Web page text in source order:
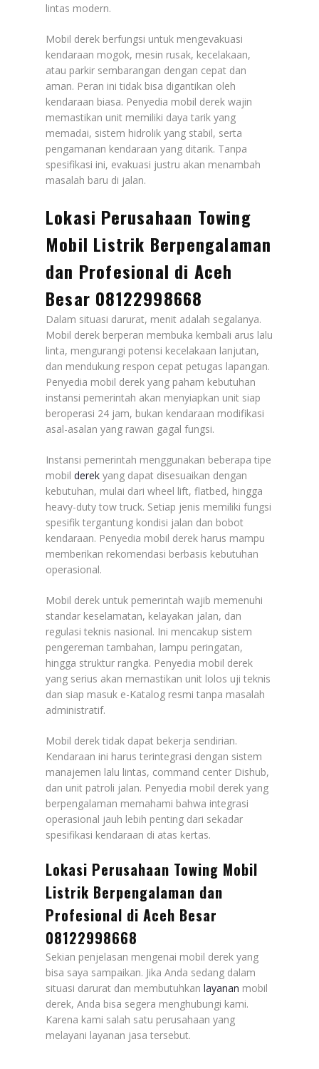
lintas modern.
Mobil derek berfungsi untuk mengevakuasi
kendaraan mogok, mesin rusak, kecelakaan,
atau parkir sembarangan dengan cepat dan
aman. Peran ini tidak bisa digantikan oleh
kendaraan biasa. Penyedia mobil derek wajin
memastikan unit memiliki daya tarik yang
memadai, sistem hidrolik yang stabil, serta
pengamanan kendaraan yang ditarik. Tanpa
spesifikasi ini, evakuasi justru akan menambah
masalah baru di jalan.
Lokasi Perusahaan Towing
Mobil Listrik Berpengalaman
dan Profesional di Aceh
Besar 08122998668
Dalam situasi darurat, menit adalah segalanya.
Mobil derek berperan membuka kembali arus lalu
linta, mengurangi potensi kecelakaan lanjutan,
dan mendukung respon cepat petugas lapangan.
Penyedia mobil derek yang paham kebutuhan
instansi pemerintah akan menyiapkan unit siap
beroperasi 24 jam, bukan kendaraan modifikasi
asal-asalan yang rawan gagal fungsi.
Instansi pemerintah menggunakan beberapa tipe
mobil derek yang dapat disesuaikan dengan
kebutuhan, mulai dari wheel lift, flatbed, hingga
heavy-duty tow truck. Setiap jenis memiliki fungsi
spesifik tergantung kondisi jalan dan bobot
kendaraan. Penyedia mobil derek harus mampu
memberikan rekomendasi berbasis kebutuhan
operasional.
Mobil derek untuk pemerintah wajib memenuhi
standar keselamatan, kelayakan jalan, dan
regulasi teknis nasional. Ini mencakup sistem
pengereman tambahan, lampu peringatan,
hingga struktur rangka. Penyedia mobil derek
yang serius akan memastikan unit lolos uji teknis
dan siap masuk e-Katalog resmi tanpa masalah
administratif.
Mobil derek tidak dapat bekerja sendirian.
Kendaraan ini harus terintegrasi dengan sistem
manajemen lalu lintas, command center Dishub,
dan unit patroli jalan. Penyedia mobil derek yang
berpengalaman memahami bahwa integrasi
operasional jauh lebih penting dari sekadar
spesifikasi kendaraan di atas kertas.
Lokasi Perusahaan Towing Mobil
Listrik Berpengalaman dan
Profesional di Aceh Besar
08122998668
Sekian penjelasan mengenai mobil derek yang
bisa saya sampaikan. Jika Anda sedang dalam
situasi darurat dan membutuhkan layanan mobil
derek, Anda bisa segera menghubungi kami.
Karena kami salah satu perusahaan yang
melayani layanan jasa tersebut.